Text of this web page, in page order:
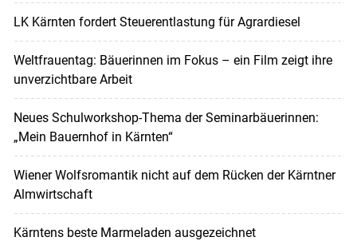
LK Kärnten fordert Steuerentlastung für Agrardiesel
Weltfrauentag: Bäuerinnen im Fokus – ein Film zeigt ihre
unverzichtbare Arbeit
Neues Schulworkshop-Thema der Seminarbäuerinnen:
„Mein Bauernhof in Kärnten“
Wiener Wolfsromantik nicht auf dem Rücken der Kärntner
Almwirtschaft
Kärntens beste Marmeladen ausgezeichnet